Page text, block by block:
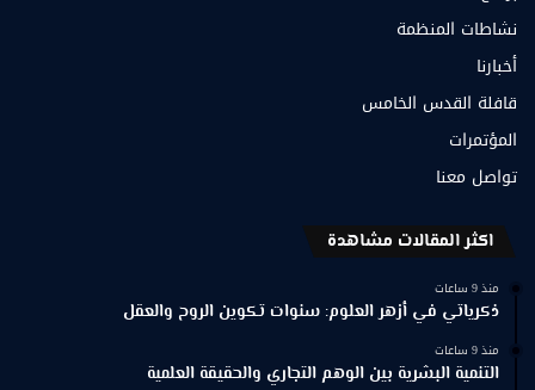
نشاطات المنظمة
أخبارنا
قافلة القدس الخامس
المؤتمرات
تواصل معنا
اكثر المقالات مشاهدة
منذ 9 ساعات
ذكرياتي في أزهر العلوم: سنوات تكوين الروح والعقل
منذ 9 ساعات
التنمية البشرية بين الوهم التجاري والحقيقة العلمية